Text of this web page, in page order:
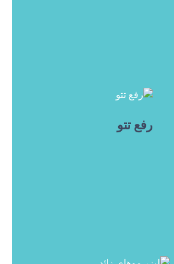
رفع تتو